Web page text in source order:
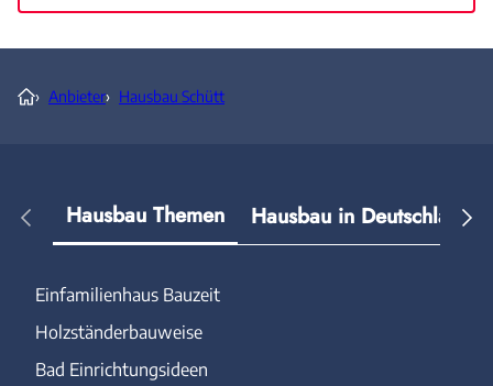
› Anbieter› Hausbau Schütt
Hausbau Themen Hausbau in Deutschland
Einfamilienhaus Bauzeit
Holzständerbauweise
Bad Einrichtungsideen